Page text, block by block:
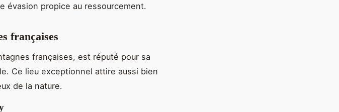
évasion propice au ressourcement.
françaises
françaises, est réputé pour sa
Ce lieu exceptionnel attire aussi bien
de la nature.